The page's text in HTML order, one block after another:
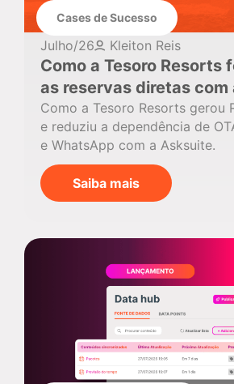
Cases de Sucesso
Julho/26 Kleiton Reis
Como a Tesoro Resorts
as reservas diretas com
Como a Tesoro Resorts gerou
e reduziu a dependência de
e WhatsApp com a Asksuite.
Saiba mais